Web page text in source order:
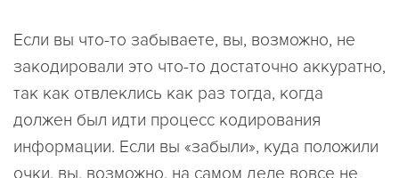
Если вы что-то забываете, вы, возможно, не
закодировали это что-то достаточно аккуратно,
так как отвлеклись как раз тогда, когда
должен был идти процесс кодирования
информации. Если вы «забыли», куда положили
очки, вы, возможно, на самом деле вовсе не